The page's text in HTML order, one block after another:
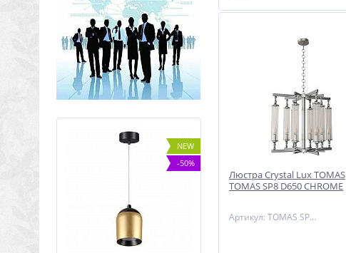
NEW
-50%
-29%
Люстра Crystal Lux TOMAS
TOMAS SP8 D650 CHROME
Артикул: TOMAS SP8 D650 CHROME